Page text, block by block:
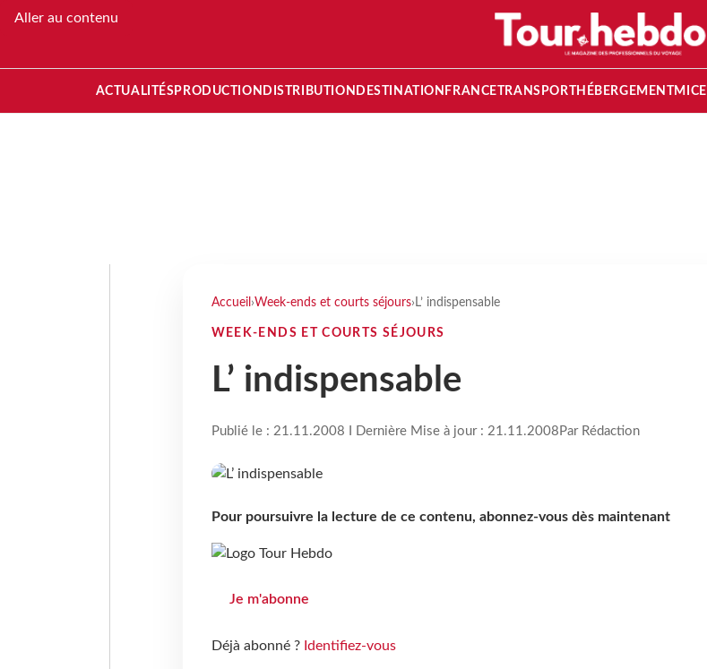
Aller au contenu
ACTUALITÉS PRODUCTION DISTRIBUTION DESTINATION FRANCETRANSPORT HÉBERGEMENTMICE
Accueil ›Week-ends et courts séjours› L’ indispensable
WEEK-ENDS ET COURTS SÉJOURS
L’ indispensable
Publié le : 21.11.2008 I Dernière Mise à jour : 21.11.2008 Par Rédaction
Pour poursuivre la lecture de ce contenu, abonnez-vous dès maintenant
Je m'abonne
Déjà abonné ? Identifiez-vous